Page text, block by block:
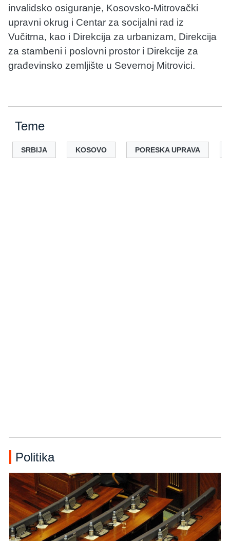
invalidsko osiguranje, Kosovsko-Mitrovački
upravni okrug i Centar za socijalni rad iz
Vučitrna, kao i Direkcija za urbanizam, Direkcija
za stambeni i poslovni prostor i Direkcije za
građevinsko zemljište u Severnoj Mitrovici.
Teme
SRBIJA KOSOVO PORESKA UPRAVA
Politika